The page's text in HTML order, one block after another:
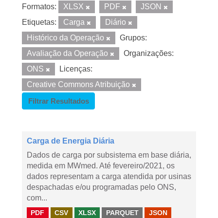
Formatos: XLSX PDF
JSON
Etiquetas:
Carga
Diário
Histórico da Operação
Grupos:
Avaliação da Operação
Organizações:
ONS
Licenças:
Creative Commons Atribuição
Filtrar Resultados
Carga de Energia Diária
Dados de carga por subsistema em base diária,
medida em MWmed. Até fevereiro/2021, os
dados representam a carga atendida por usinas
despachadas e/ou programadas pelo ONS,
com...
PDF CSV XLSX PARQUET JSON